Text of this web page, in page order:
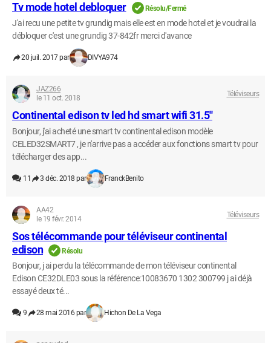
Tv mode hotel debloquer Résolu/Fermé
J'ai recu une petite tv grundig mais elle est en mode hotel et je voudrai la
débloquer c'est une grundig 37-842fr merci d'avance
20 juil. 2017 par DIVYA974
JAZ266
le 11 oct. 2018
Téléviseurs
Continental edison tv led hd smart wifi 31.5''
Bonjour, j'ai acheté une smart tv continental edison modèle
CELED32SMART7 , je n'arrive pas a accéder aux fonctions smart tv pour
télécharger des app...
11 3 déc. 2018 par FranckBenito
AA42
le 19 févr. 2014
Téléviseurs
Sos télécommande pour téléviseur continental
edison
Résolu
Bonjour, j ai perdu la télécommande de mon téléviseur continental
Edison CE32DLE03 sous la référence:10083670 1302 300799 j ai déjà
essayé deux té...
9 28 mai 2016 par Hichon De La Vega